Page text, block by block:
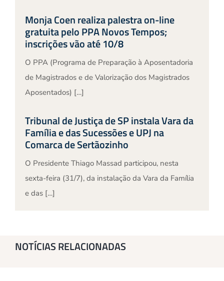
Monja Coen realiza palestra on-line
gratuita pelo PPA Novos Tempos;
inscrições vão até 10/8
O PPA (Programa de Preparação à Aposentadoria
de Magistrados e de Valorização dos Magistrados
Aposentados) […]
Tribunal de Justiça de SP instala Vara da
Família e das Sucessões e UPJ na
Comarca de Sertãozinho
O Presidente Thiago Massad participou, nesta
sexta-feira (31/7), da instalação da Vara da Família
e das […]
NOTÍCIAS RELACIONADAS